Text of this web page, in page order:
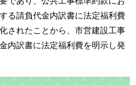
る請負代金内訳書に法定福利費
されたことから、市営建設工事
内訳書に法定福利費を明示し発